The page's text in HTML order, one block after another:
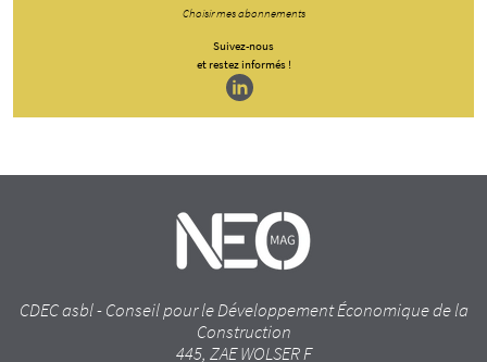
Choisir mes abonnements
Suivez-nous
et restez informés !
CDEC asbl - Conseil pour le Développement Économique de la
Construction
445, ZAE WOLSER F